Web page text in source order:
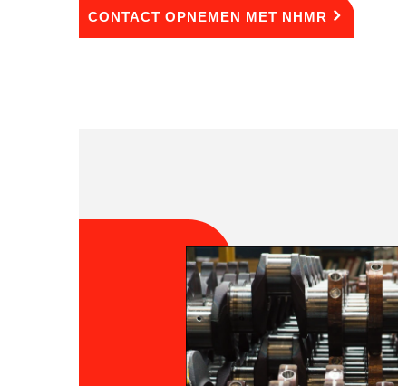
CONTACT OPNEMEN MET NHMR